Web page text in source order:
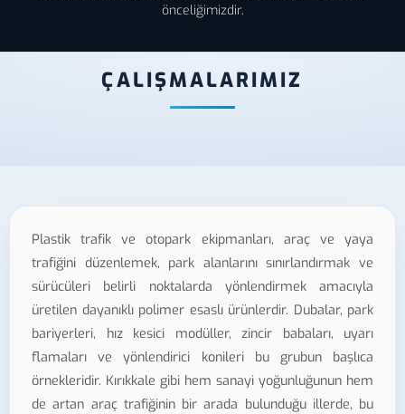
önceliğimizdir.
ÇALIŞMALARIMIZ
Plastik trafik ve otopark ekipmanları, araç ve yaya
trafiğini düzenlemek, park alanlarını sınırlandırmak ve
sürücüleri belirli noktalarda yönlendirmek amacıyla
üretilen dayanıklı polimer esaslı ürünlerdir. Dubalar, park
bariyerleri, hız kesici modüller, zincir babaları, uyarı
flamaları ve yönlendirici konileri bu grubun başlıca
örnekleridir. Kırıkkale gibi hem sanayi yoğunluğunun hem
de artan araç trafiğinin bir arada bulunduğu illerde, bu